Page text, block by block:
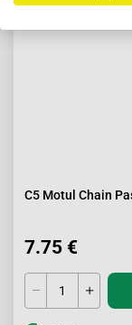
C5 Motul Chain
7.75 €